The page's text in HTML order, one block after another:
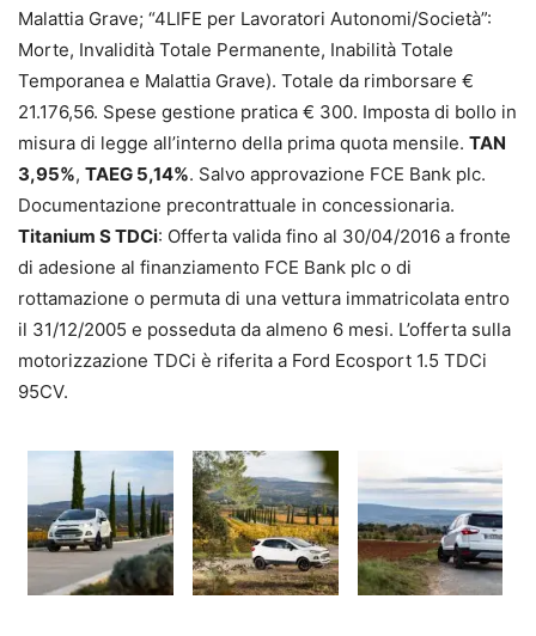
Malattia Grave; “4LIFE per Lavoratori Autonomi/Società”:
Morte, Invalidità Totale Permanente, Inabilità Totale
Temporanea e Malattia Grave). Totale da rimborsare €
21.176,56. Spese gestione pratica € 300. Imposta di bollo in
misura di legge all’interno della prima quota mensile. TAN
3,95%, TAEG 5,14%. Salvo approvazione FCE Bank plc.
Documentazione precontrattuale in concessionaria.
Titanium S TDCi: Offerta valida fino al 30/04/2016 a fronte
di adesione al finanziamento FCE Bank plc o di
rottamazione o permuta di una vettura immatricolata entro
il 31/12/2005 e posseduta da almeno 6 mesi. L’offerta sulla
motorizzazione TDCi è riferita a Ford Ecosport 1.5 TDCi
95CV.